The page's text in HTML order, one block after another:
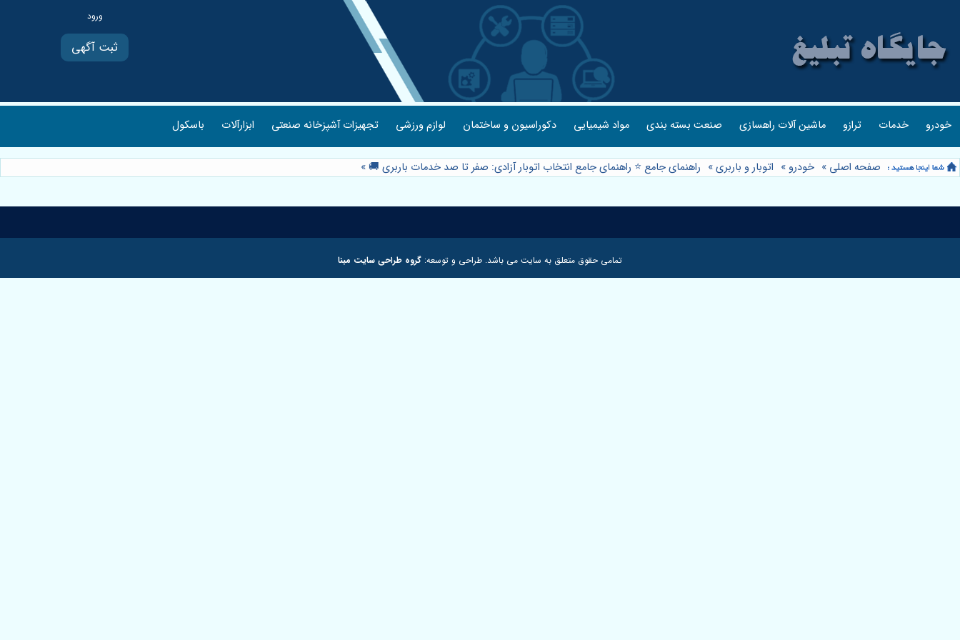
ثبت آگهی
خودرو خدمات ترازو ماشین آلات راهسازی صنعت بسته بندی مواد شیمیایی دکوراسیون و ساختمان لوازم ورزشی تجهیزات آشپزخانه صنعتی ابزارآلات باسکول
صفحه اصلی » خودرو » اتوبار و باربری» راهنمای جامع ⭐️ راهنمای جامع انتخاب اتوبار آزادی: صفر تا صد خدمات باربری 🚚 »
تمامی حقوق متعلق به سایت می باشد. طراحی و توسعه: گروه طراحی سایت مبنا